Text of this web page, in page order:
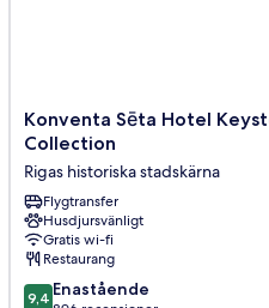
Konventa
Sēta
Keystone
Collection
Rigas
historiska
stadskärna
Konventa Sēta Hotel
Collection
Rigas historiska stadskärna
Flygtransfer
Husdjursvänligt
Gratis wi-fi
Restaurang
9.4
9,4 Enastående